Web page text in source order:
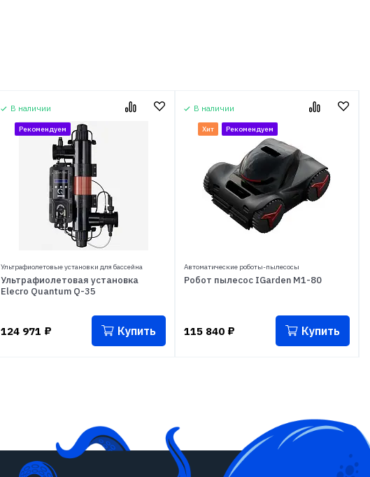
В наличии
Рекомендуем
Ультрафиолетовые установки для бассейна
Ультрафиолетовая установка
Elecro Quantum Q-35
124 971 ₽ Купить
В наличии
Хит Рекомендуем
Автоматические роботы-пылесосы
Робот пылесос IGarden M1-80
115 840 ₽ Купить